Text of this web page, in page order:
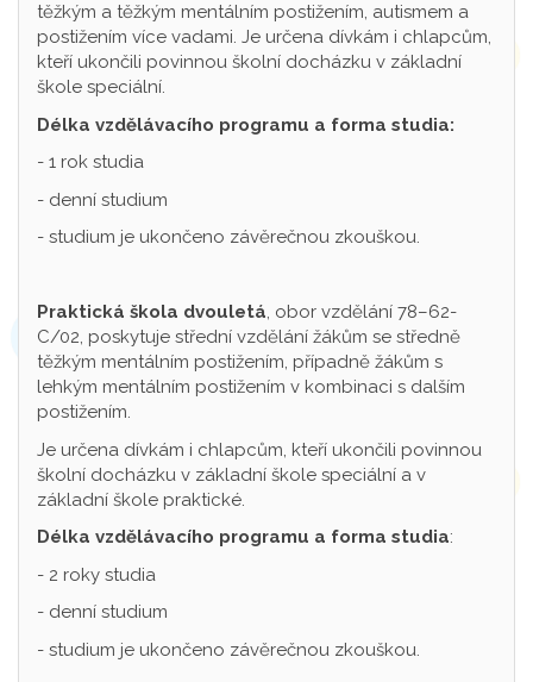
těžkým a těžkým mentálním postižením, autismem a
postižením více vadami. Je určena dívkám i chlapcům,
kteří ukončili povinnou školní docházku v základní
škole speciální.
Délka vzdělávacího programu a forma studia:
- 1 rok studia
- denní studium
- studium je ukončeno závěrečnou zkouškou.
Praktická škola dvouletá, obor vzdělání 78–62-
C/02, poskytuje střední vzdělání žákům se středně
těžkým mentálním postižením, případně žákům s
lehkým mentálním postižením v kombinaci s dalším
postižením.
Je určena dívkám i chlapcům, kteří ukončili povinnou
školní docházku v základní škole speciální a v
základní škole praktické.
Délka vzdělávacího programu a forma studia:
- 2 roky studia
- denní studium
- studium je ukončeno závěrečnou zkouškou.